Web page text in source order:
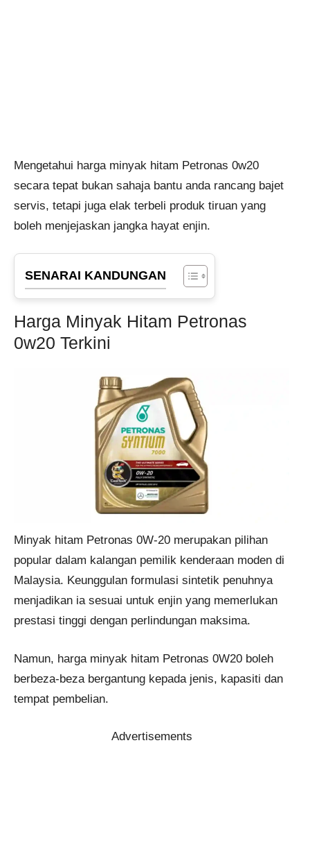
Mengetahui harga minyak hitam Petronas 0w20
secara tepat bukan sahaja bantu anda rancang bajet
servis, tetapi juga elak terbeli produk tiruan yang
boleh menjejaskan jangka hayat enjin.
SENARAI KANDUNGAN
Harga Minyak Hitam Petronas
0w20 Terkini
Minyak hitam Petronas 0W-20 merupakan pilihan
popular dalam kalangan pemilik kenderaan moden di
Malaysia. Keunggulan formulasi sintetik penuhnya
menjadikan ia sesuai untuk enjin yang memerlukan
prestasi tinggi dengan perlindungan maksima.
Namun, harga minyak hitam Petronas 0W20 boleh
berbeza-beza bergantung kepada jenis, kapasiti dan
tempat pembelian.
Advertisements